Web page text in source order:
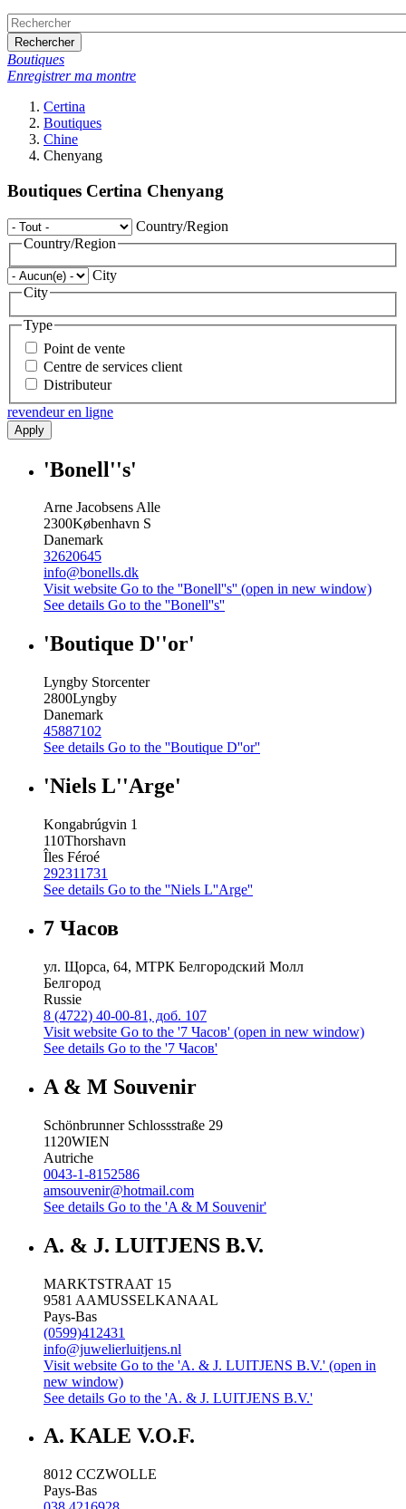
Rechercher
Boutiques
Enregistrer ma montre
Certina
Boutiques
Chine
Chenyang
Boutiques Certina Chenyang
Country/Region
Country/Region
City
City
Type
Point de vente
Centre de services client
Distributeur
revendeur en ligne
Apply
'Bonell''s'
Arne Jacobsens Alle
2300København S
Danemark
32620645
info@bonells.dk
Visit website Go to the ''Bonell''s'' (open in new window)
See details Go to the ''Bonell''s''
'Boutique D''or'
Lyngby Storcenter
2800Lyngby
Danemark
45887102
See details Go to the ''Boutique D''or''
'Niels L''Arge'
Kongabrúgvin 1
110Thorshavn
Îles Féroé
292311731
See details Go to the ''Niels L''Arge''
7 Часов
ул. Щорса, 64, МТРК Белгородский Молл
Белгород
Russie
8 (4722) 40-00-81, доб. 107
Visit website Go to the '7 Часов' (open in new window)
See details Go to the '7 Часов'
A & M Souvenir
Schönbrunner Schlossstraße 29
1120WIEN
Autriche
0043-1-8152586
amsouvenir@hotmail.com
See details Go to the 'A & M Souvenir'
A. & J. LUITJENS B.V.
MARKTSTRAAT 15
9581 AAMUSSELKANAAL
Pays-Bas
(0599)412431
info@juwelierluitjens.nl
Visit website Go to the 'A. & J. LUITJENS B.V.' (open in
new window)
See details Go to the 'A. & J. LUITJENS B.V.'
A. KALE V.O.F.
8012 CCZWOLLE
Pays-Bas